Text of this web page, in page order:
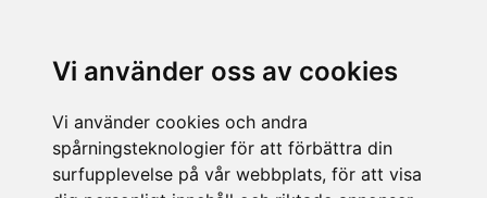
Vi använder oss av cookies
Vi använder cookies och andra
spårningsteknologier för att förbättra din
surfupplevelse på vår webbplats, för att visa